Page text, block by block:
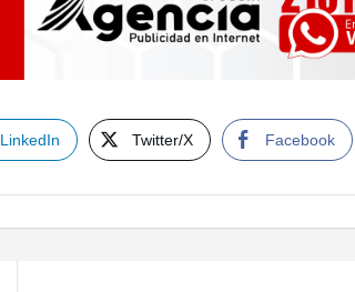
LinkedIn Twitter/X Facebook